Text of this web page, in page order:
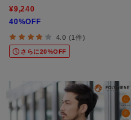
¥9,240
40%OFF
4.0 (1件)
さらに20%OFF